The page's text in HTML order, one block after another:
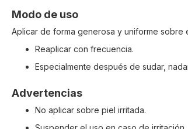
Modo de uso
Aplicar de forma generosa y uniforme sobre
Reaplicar con frecuencia.
Especialmente después de sudar,
Advertencias
No aplicar sobre piel irritada.